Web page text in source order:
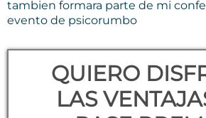
tambien formara parte de mi
evento de psicorumbo
QUIERO
LAS